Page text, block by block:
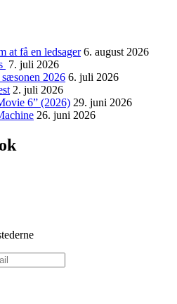
at få en ledsager 6. august 2026
7. juli 2026
2026 6. juli 2026
2. juli 2026
6” (2026) 29. juni 2026
26. juni 2026